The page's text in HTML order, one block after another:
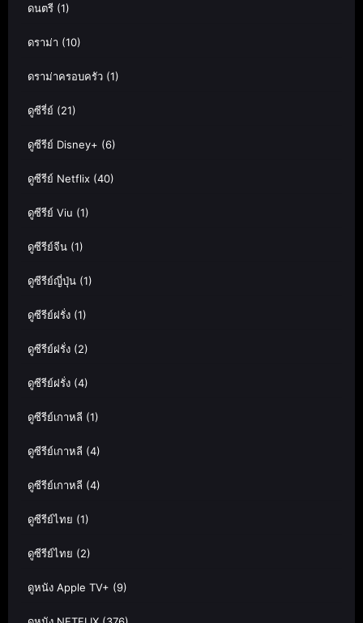
ดนตรี (1)
ดราม่า (10)
ดราม่าครอบครัว (1)
ดูซีรี่ย์ (21)
ดูซีรีย์ Disney+ (6)
ดูซีรีย์ Netflix (40)
ดูซีรีย์ Viu (1)
ดูซีรีย์จีน (1)
ดูซีรีย์ญี่ปุ่น (1)
ดูซีรีย์ฝรั่ง (1)
ดูซีรีย์ฝรั่ง (2)
ดูซีรีย์ฝรั่ง (4)
ดูซีรีย์เกาหลี (1)
ดูซีรีย์เกาหลี (4)
ดูซีรีย์เกาหลี (4)
ดูซีรีย์ไทย (1)
ดูซีรีย์ไทย (2)
ดูหนัง Apple TV+ (9)